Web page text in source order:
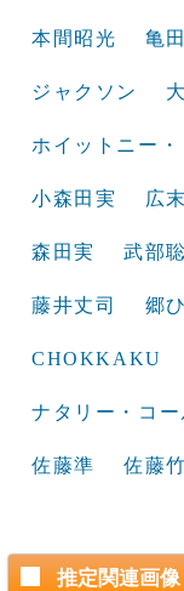
本間昭光 亀
ジャクソン
ホイットニー
小森田実 広
森田実 武部
藤井丈司 郷
CHOKKAKU
ナタリー・コー
佐藤準 佐藤
推定関連画像